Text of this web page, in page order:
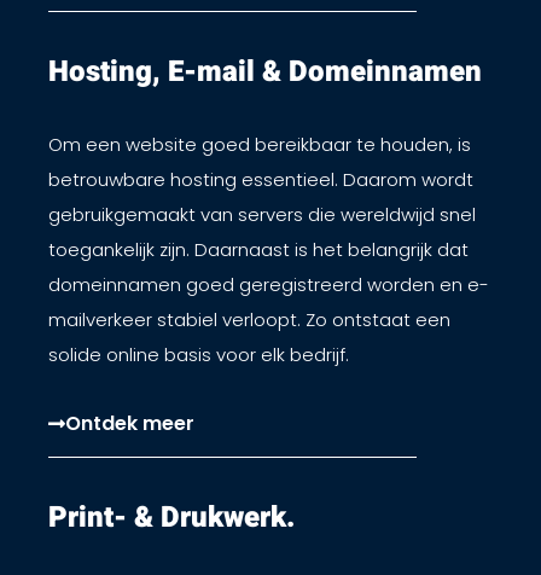
Hosting, E-mail & Domeinnamen​
Om een website goed bereikbaar te houden, is
betrouwbare hosting essentieel. Daarom wordt
gebruikgemaakt van servers die wereldwijd snel
toegankelijk zijn. Daarnaast is het belangrijk dat
domeinnamen goed geregistreerd worden en e-
mailverkeer stabiel verloopt. Zo ontstaat een
solide online basis voor elk bedrijf.
Ontdek meer
Print- & Drukwerk.​